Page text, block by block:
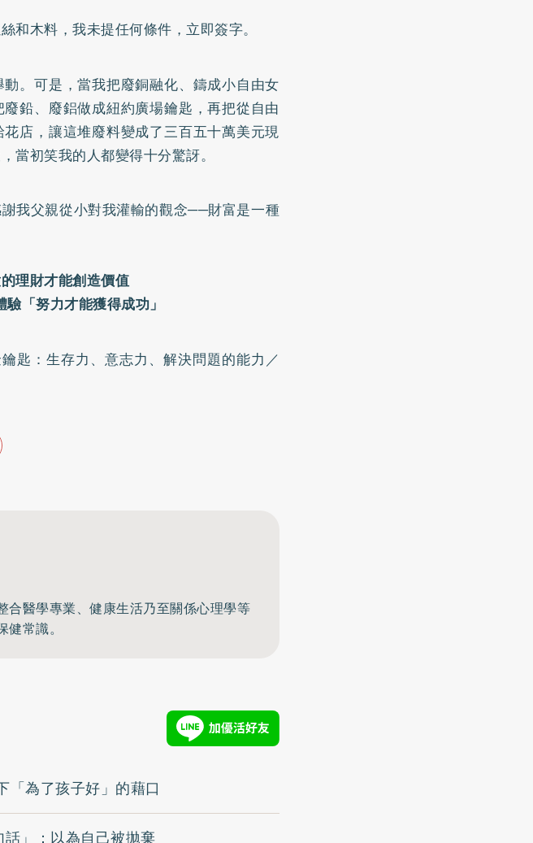
和木料，我未提任何條件，立即簽字。
。可是，當我把廢銅融化、鑄成小自由女
鉛、廢鋁做成紐約廣場鑰匙，再把從自由
店，讓這堆廢料變成了三百五十萬美元現
當初笑我的人都變得十分驚訝。
我父親從小對我灌輸的觀念──財富是一種
理財才能創造價值
「努力才能獲得成功」
匙：生存力、意志力、解決問題的能力／
合醫學專業、健康生活乃至關係心理學等
常識。
「為了孩子好」的藉口
」：以為自己被拋棄